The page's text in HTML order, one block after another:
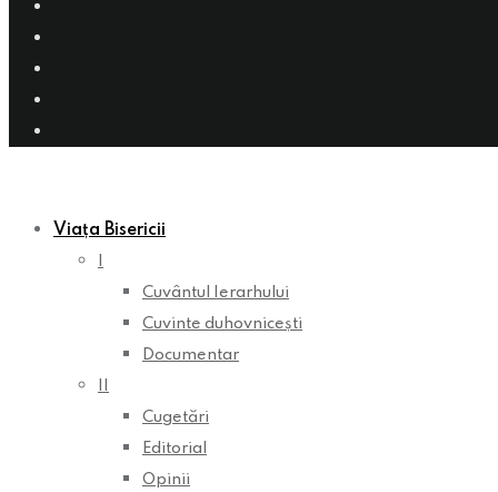
Viața Bisericii
Cuvântul Ierarhului
Cuvinte duhovnicești
Documentar
Cugetări
Editorial
Opinii